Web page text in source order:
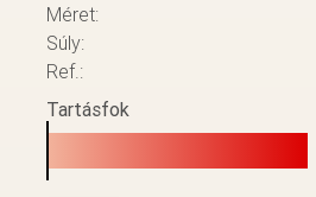
Méret:
Súly:
Ref.:
Tartásfok